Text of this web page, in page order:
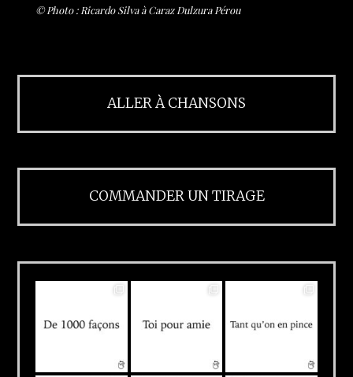
© Photo : Ricardo Silva à Caraz Dulzura Pérou
ALLER À CHANSONS
COMMANDER UN TIRAGE